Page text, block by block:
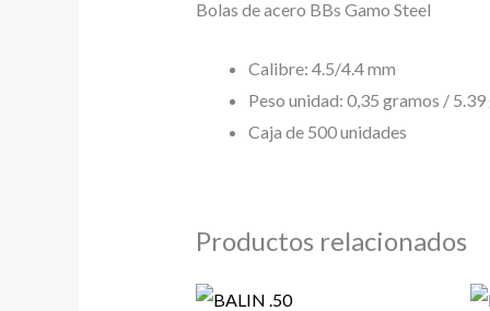
Bolas de acero BBs Gamo Steel
Calibre: 4.5/4.4 mm
Peso unidad: 0,35 gramos / 5.39
Caja de 500 unidades
Productos relacionados